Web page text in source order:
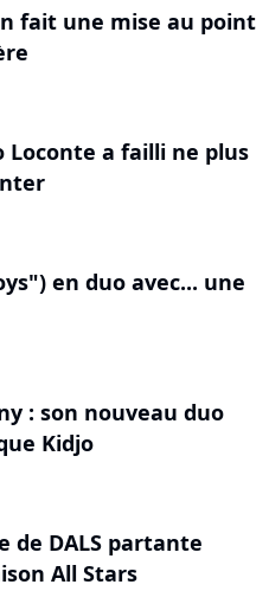
fait une mise au point
Loconte a failli ne plus
en duo avec... une
: son nouveau duo
Kidjo
de DALS partante
All Stars